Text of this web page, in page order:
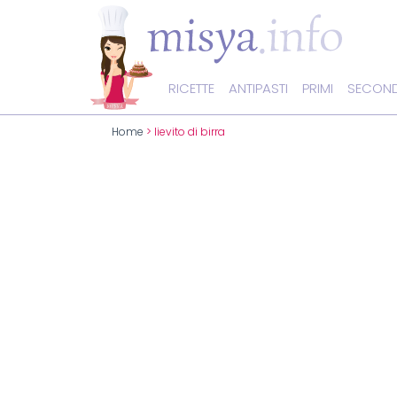
RICETTE ANTIPASTI PRIMI
Home > lievito di birra